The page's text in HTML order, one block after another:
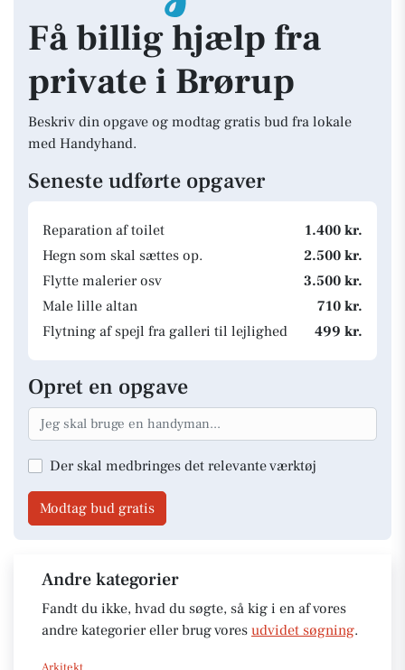
Få billig hjælp fra
private i Brørup
Beskriv din opgave og modtag gratis bud fra lokale
med Handyhand.
Seneste udførte opgaver
Reparation af toilet
1.400 kr.
Hegn som skal sættes op.
2.500 kr.
Flytte malerier osv
3.500 kr.
Male lille altan
710 kr.
Flytning af spejl fra galleri til lejlighed
499 kr.
Opret en opgave
Der skal medbringes det relevante værktøj
Modtag bud gratis
Andre kategorier
Fandt du ikke, hvad du søgte, så kig i en af vores
andre kategorier eller brug vores udvidet søgning.
Arkitekt